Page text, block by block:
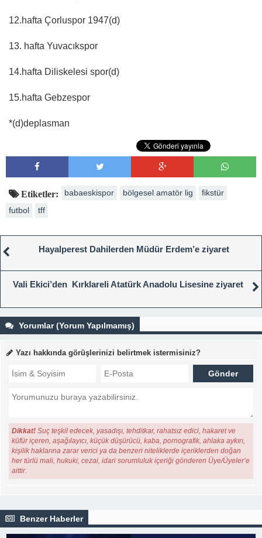
12.hafta Çorluspor 1947(d)
13. hafta Yuvacıkspor
14.hafta Diliskelesi spor(d)
15.hafta Gebzespor
*(d)deplasman
Etiketler: babaeskispor bölgesel amatör lig
fikstür
futbol
tff
Hayalperest Dahilerden Müdür Erdem’e ziyaret
Vali Ekici’den Kırklareli Atatürk Anadolu Lisesine ziyaret
Yorumlar (Yorum Yapılmamış)
Yazı hakkında görüşlerinizi belirtmek istermisiniz?
Dikkat! Suç teşkil edecek, yasadışı, tehditkar, rahatsız edici, hakaret ve
küfür içeren, aşağılayıcı, küçük düşürücü, kaba, pornografik, ahlaka aykırı,
kişilik haklarına zarar verici ya da benzeri niteliklerde içeriklerden doğan
her türlü mali, hukuki, cezai, idari sorumluluk içeriği gönderen Üye/Üyeler’e
aittir.
Benzer Haberler